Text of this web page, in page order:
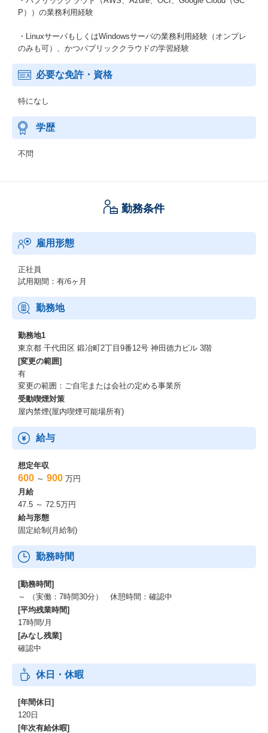
P））の業務利用経験
・LinuxサーバもしくはWindowsサーバの業務利用経験（オンプレ
のみも可）、かつパブリッククラウドの学習経験
必要な免許・資格
特になし
学歴
不問
勤務条件
雇用形態
正社員
試用期間：有/6ヶ月
勤務地
勤務地1
東京都 千代田区 鍛冶町2丁目9番12号 神田徳力ビル 3階
[変更の範囲]
有
変更の範囲：ご自宅または会社の定める事業所
受動喫煙対策
屋内禁煙(屋内喫煙可能場所有)
給与
想定年収
600 ～ 900 万円
月給
47.5 ～ 72.5万円
給与形態
固定給制(月給制)
勤務時間
[勤務時間]
～ （実働：7時間30分） 休憩時間：確認中
[平均残業時間]
17時間/月
[みなし残業]
確認中
休日・休暇
[年間休日]
120日
[年次有給休暇]